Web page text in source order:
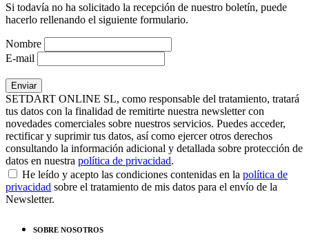
Si todavía no ha solicitado la recepción de nuestro boletín, puede
hacerlo rellenando el siguiente formulario.
Nombre
E-mail
SETDART ONLINE SL, como responsable del tratamiento, tratará
tus datos con la finalidad de remitirte nuestra newsletter con
novedades comerciales sobre nuestros servicios. Puedes acceder,
rectificar y suprimir tus datos, así como ejercer otros derechos
consultando la información adicional y detallada sobre protección de
datos en nuestra política de privacidad.
He leído y acepto las condiciones contenidas en la política de
privacidad sobre el tratamiento de mis datos para el envío de la
Newsletter.
SOBRE NOSOTROS